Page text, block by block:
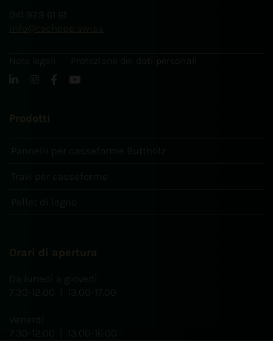
041 929 61 61
info
tschopp.swiss
Note legali Protezione dei dati personali
Orari di apertura
Da lunedì a giovedì
7.30-12.00 | 13.00-17.00
Venerdì
7.30-12.00 | 13.00-16.00
Prodotti
Pannelli per casseforme Buttholz
Travi per casseforme
Pellet di legno